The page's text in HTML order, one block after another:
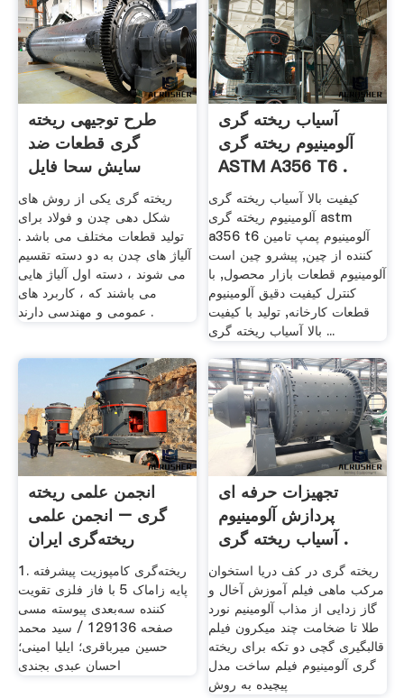
طرح توجیهی ریخته
گری قطعات ضد
سایش سحا فایل
ریخته گری یکی از روش های
شکل دهی چدن و فولاد برای
تولید قطعات مختلف می باشد .
آلیاژ های چدن به دو دسته تقسیم
می شوند ، دسته اول آلیاژ هایی
می باشند که ، کاربرد های
عمومی و مهندسی دارند .
آسیاب ریخته گری
آلومینیوم ریخته گری
ASTM A356 T6 .
کیفیت بالا آسیاب ریخته گری
آلومینیوم ریخته گری astm
a356 t6 آلومینیوم پمپ تامین
کننده از چین, پیشرو چین است
آلومینیوم قطعات بازار محصول, با
کنترل کیفیت دقیق آلومینیوم
قطعات کارخانه, تولید با کیفیت
بالا آسیاب ریخته گری ...
انجمن علمی ریخته
گری – انجمن علمی
ریخته‌گری ایران
1. ریخته‌گری کامپوزیت پیشرفته
پایه زاماک 5 با فاز فلزی تقویت
کننده سه‌بعدی پیوسته مسی
صفحه 129136 / سید محمد
حسین میرباقری؛ ایلیا امینی؛
احسان عبدی بجندی
تجهیزات حرفه ای
پردازش آلومینیوم
آسیاب ریخته گری .
ریخته گری در کف دریا استخوان
مرکب ماهی فیلم آموزش آخال و
گاز زدایی از مذاب آلومینیم نورد
طلا تا ضخامت چند ميکرون فیلم
قالبگیری گچی دو تکه برای ریخته
گری آلومینیوم فیلم ساخت مدل
پیچیده به روش